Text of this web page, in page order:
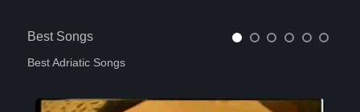
Best Songs
Best Adriatic Songs